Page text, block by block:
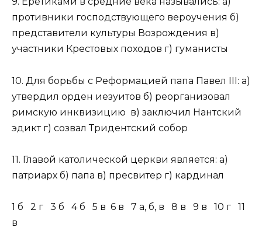
противники господствующего вероучения б)
представители культуры Возрождения в)
участники Крестовых походов г) гуманисты
10. Для борьбы с Реформацией папа Павел III: а)
утвердил орден иезуитов б) реорганизовал
римскую инквизицию в) заключил Нантский
эдикт г) созвал Тридентский собор
11. Главой католической церкви является: а)
патриарх б) папа в) пресвитер г) кардинал
1 б 2 г 3 б 4 б 5 в 6 в 7 а, б, в 8 в 9 в 10 г 11
в